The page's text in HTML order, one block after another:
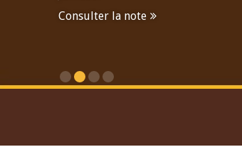
Consulter la note